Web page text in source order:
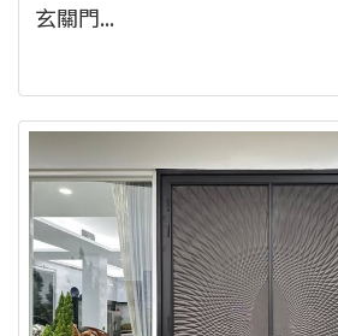
玄關門...